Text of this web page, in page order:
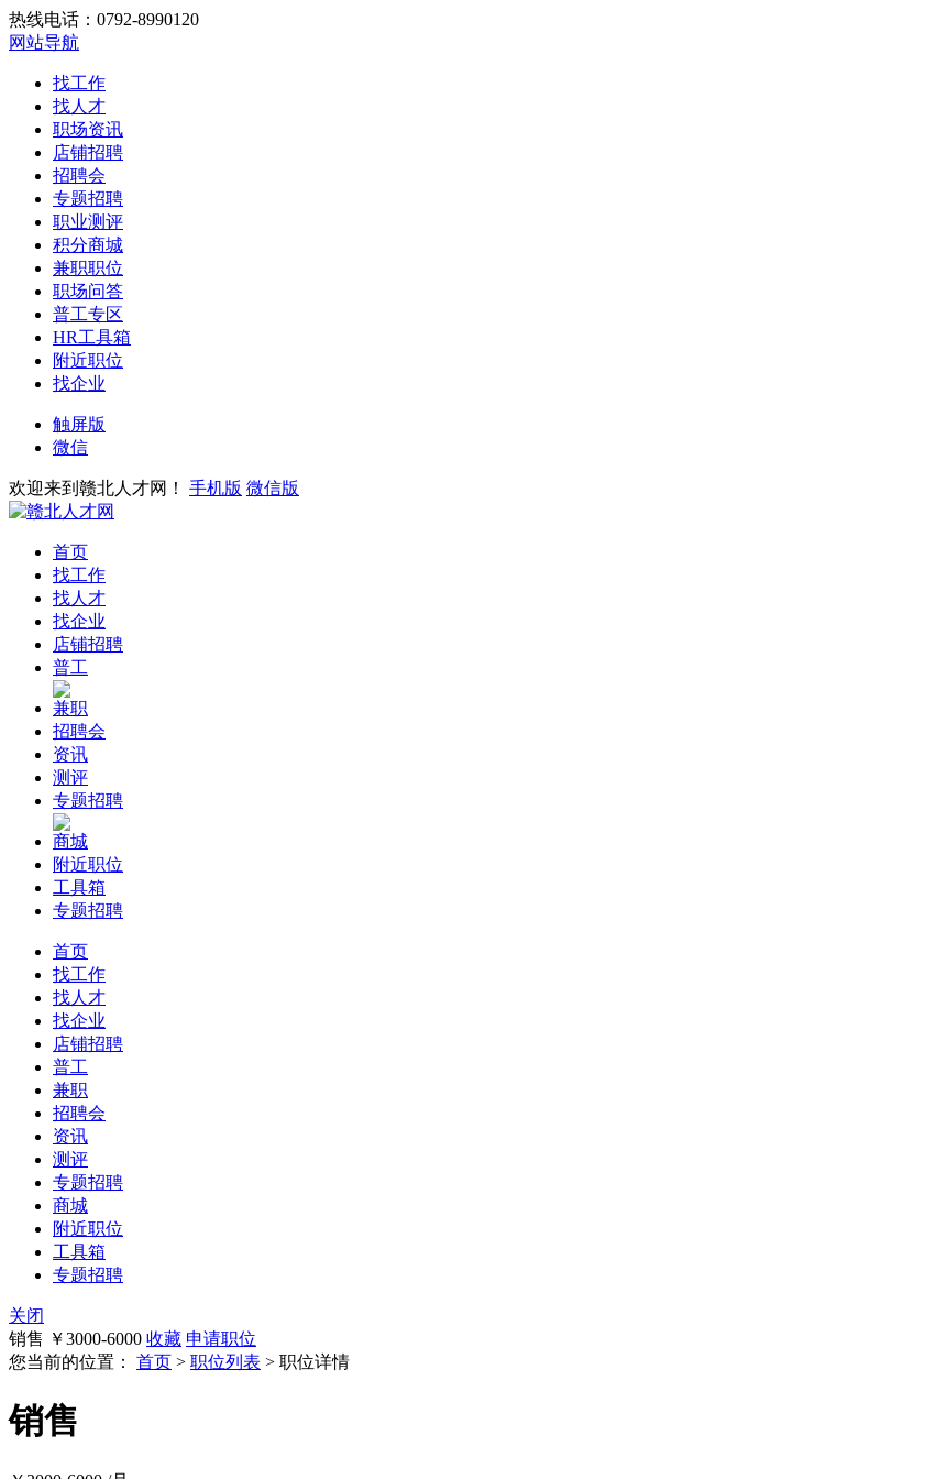
热线电话：0792-8990120
网站导航
找工作
找人才
职场资讯
店铺招聘
招聘会
专题招聘
职业测评
积分商城
兼职职位
职场问答
普工专区
HR工具箱
附近职位
找企业
触屏版
微信
欢迎来到赣北人才网！ 手机版 微信版
首页
找工作
找人才
找企业
店铺招聘
普工
兼职
招聘会
资讯
测评
专题招聘
商城
附近职位
工具箱
专题招聘
首页
找工作
找人才
找企业
店铺招聘
普工
兼职
招聘会
资讯
测评
专题招聘
商城
附近职位
工具箱
专题招聘
关闭
销售 ￥3000-6000 收藏 申请职位
您当前的位置： 首页 > 职位列表 > 职位详情
销售